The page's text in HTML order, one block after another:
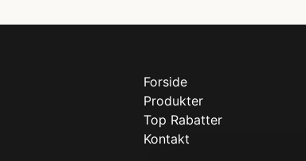
Forside
Produkter
Top Rabatter
Kontakt